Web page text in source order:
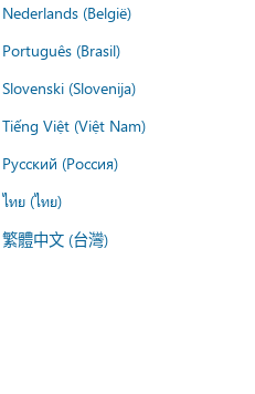
Nederlands (België)
Português (Brasil)
Slovenski (Slovenija)
Tiếng Việt (Việt Nam)
Русский (Россия)
ไทย (ไทย)
繁體中文 (台灣)